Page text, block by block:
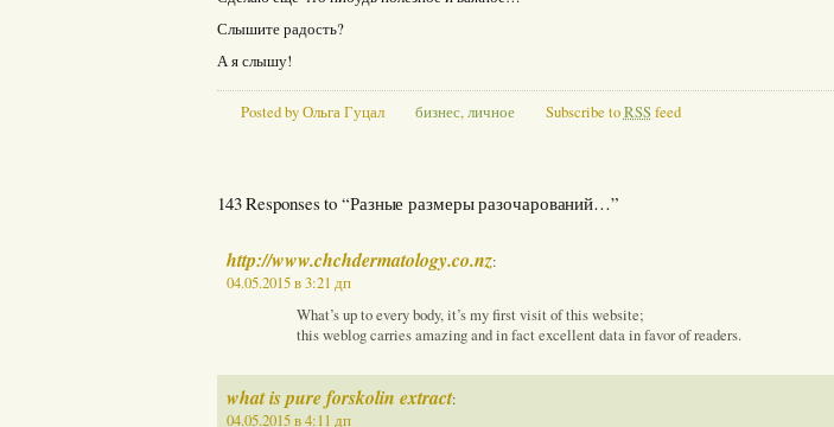
Слышите радость?
А я слышу!
Posted by Ольга Гуцал бизнес,личное Subscribe toRSSfeed
143 Responses to “Разные размеры разочарований…”
http://www.chchdermatology.co.nz:
04.05.2015 в 3:21 дп
What’s up to every body, it’s my first visit of this website;
this weblog carries amazing and in fact excellent data in favor of readers.
what is pure forskolin extract:
04.05.2015 в 4:11 дп